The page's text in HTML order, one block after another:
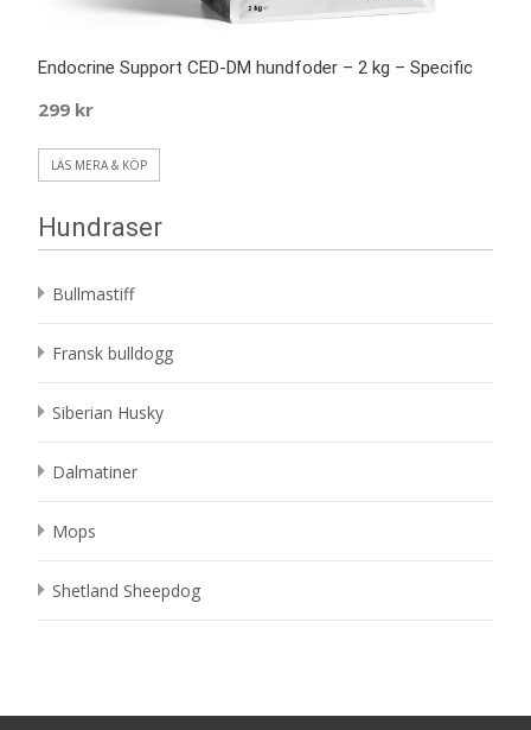
Endocrine Support CED-DM hundfoder – 2 kg – Specific
299 kr
LÄS MERA & KÖP
Hundraser
Bullmastiff
Fransk bulldogg
Siberian Husky
Dalmatiner
Mops
Shetland Sheepdog